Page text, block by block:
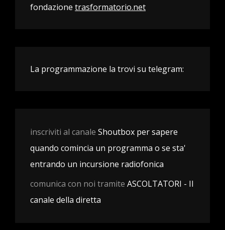
fondazione trasformatorio.net
La programmazione la trovi su telegram:
inscriviti al canale Shoutbox per sapere
quando comincia un programma o se sta'
entrando un incursione radiofonica
comunica con noi tramite ASCOLTATORI - Il
canale della diretta